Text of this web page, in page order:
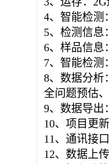
4、智能检测
5、检测信息
6、样品信息
7、智能检测
8、数据分析
全问题预估
9、数据导出
10、项目更
11、通讯接
12、数据上